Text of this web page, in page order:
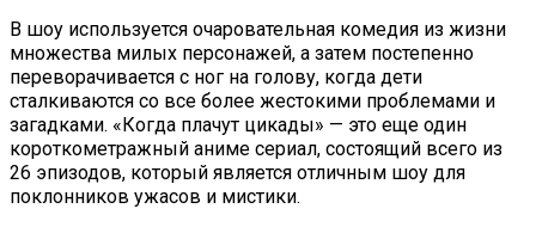
В шоу используется очаровательная комедия из жизни
множества милых персонажей, а затем постепенно
переворачивается с ног на голову, когда дети
сталкиваются со все более жестокими проблемами и
загадками. «Когда плачут цикады» — это еще один
короткометражный аниме сериал, состоящий всего из
26 эпизодов, который является отличным шоу для
поклонников ужасов и мистики.